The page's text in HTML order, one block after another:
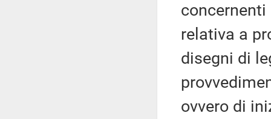
relativa a
disegni di
ovvero di